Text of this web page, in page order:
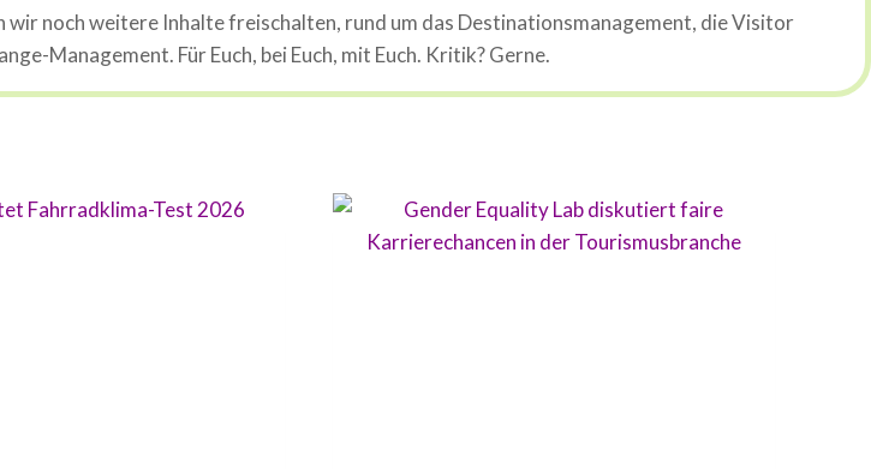
noch weitere Inhalte freischalten, rund um das Destinationsmanagement, die Visitor
Management. Für Euch, bei Euch, mit Euch. Kritik? Gerne.